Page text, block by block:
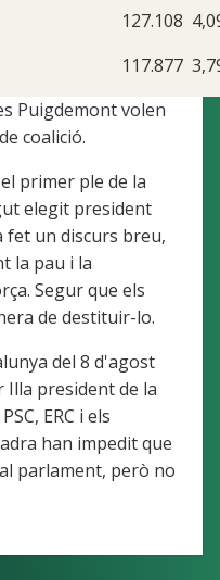
127.108
117.877
Puigdemont volen
coalició.
primer ple de la
elegit president
fet un discurs breu,
la pau i la
Segur que els
de destituir-lo.
del 8 d'agost
Illa president de la
ERC i els
han impedit que
parlament, però no